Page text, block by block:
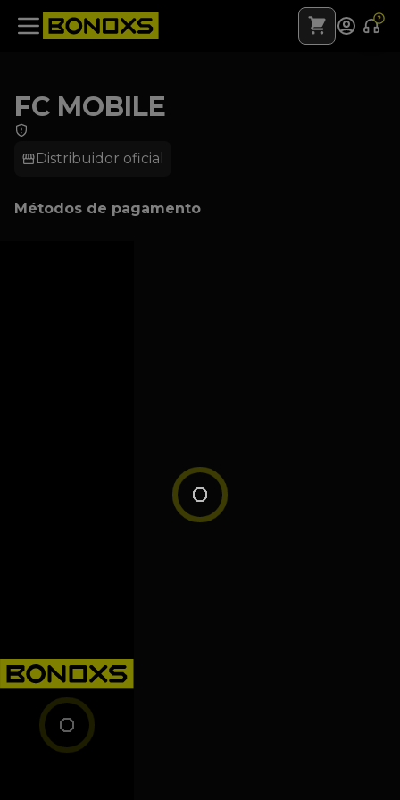
FC MOBILE
Distribuidor oficial
Métodos de pagamento